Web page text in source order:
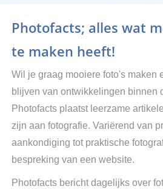
Photofacts; alles wat
te maken heeft!
Wil je graag mooiere foto's maken
blijven van ontwikkelingen binnen
Photofacts plaatst leerzame
zijn aan fotografie. Variërend van
aankondiging tot praktische
bespreking van een website.
Photofacts bericht dagelijks over